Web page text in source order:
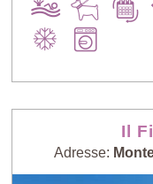
Il
Adresse: